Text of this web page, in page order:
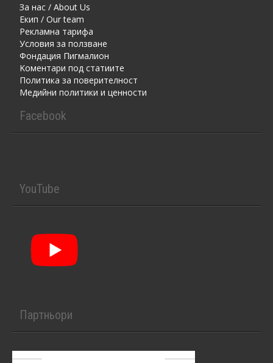
За нас / About Us
Екип / Our team
Рекламна тарифа
Условия за ползване
Фондация Пигмалион
Kоментaри под статиите
Политика за поверителност
Медийни политики и ценности
Facebook
YouTube
Партньори